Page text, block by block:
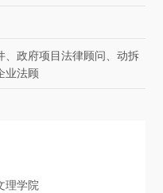
政府项目法律顾问、动拆
业法顾
理学院